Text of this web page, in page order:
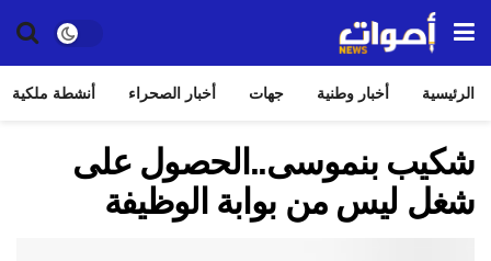
الرئيسية أخبار وطنية جهات أخبار الصحراء أنشطة ملكية
شكيب بنموسى..الحصول على
شغل ليس من بوابة الوظيفة